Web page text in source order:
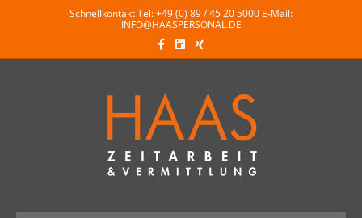
Schnellkontakt Tel:+49 (0) 89 / 45 20 5000 E-Mail:
INFO@HAASPERSONAL.DE
FacebookLinkedin
Xing